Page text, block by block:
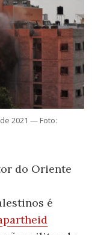
2021 — Foto:
do Oriente
é